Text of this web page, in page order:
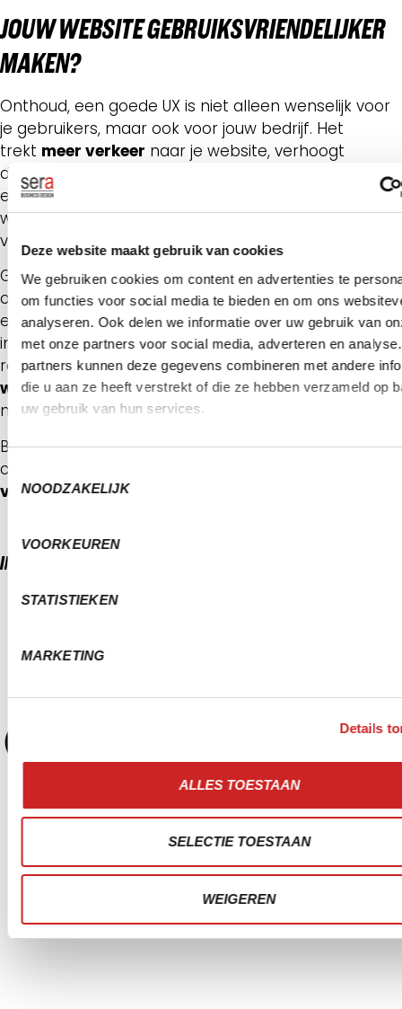
Deze website maakt gebruik van cookies
We gebruiken cookies om content en advertenties te
om functies voor social media te bieden en om ons
analyseren. Ook delen we informatie over uw gebruik van
met onze partners voor social media, adverteren en
partners kunnen deze gegevens combineren met andere
die u aan ze heeft verstrekt of die ze hebben verzameld op
uw gebruik van hun services.
Toestemmingsselectie
NOODZAKELIJK
VOORKEUREN
STATISTIEKEN
MARKETING
Details
ALLES TOESTAAN
SELECTIE TOESTAAN
WEIGEREN
JOUW WEBSITE GEBRUIKSVRIENDELIJKER
MAKEN?
Onthoud, een goede UX is niet alleen wenselijk voor
je gebruikers, maar ook voor jouw bedrijf. Het
trekt meer verkeer naar je website, verhoogt
debetrokkenheid
enverbetert
waar wacht je nog op? Begin vandaag nog met het
verbeteren van de UX op je website!
Geef je dit werk liever uit handen? Dat kan! Bij SERA
ontwikkelen wegebruiksvriendelijke websitesmet
een juiste combinatie van creativiteit en technisch
inzicht. Geen website die gebaseerd is op de 3-klik-
regel dus, maar altijdeen soepel werkend
webdesign met gebruiksvriendelijke flowsdat
naadloos aansluit op jouw bedrijf.
Benieuwd wat SERA voor jou kan betekenen? Neem
contact met ons op via
vrijblijvend gesprek
INHOUDSOPGAVE